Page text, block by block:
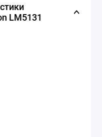
LM5131